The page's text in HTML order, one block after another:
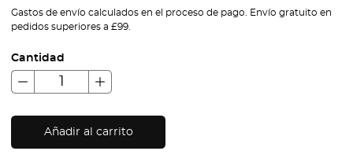
Gastos de envío calculados en el proceso de pago. Envío gratuito en
pedidos superiores a £99.
Cantidad
Añadir al carrito